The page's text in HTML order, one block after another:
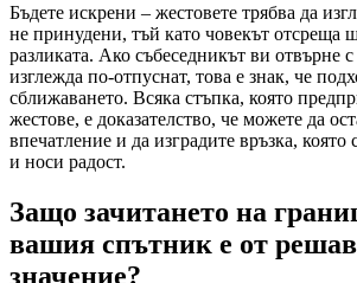
Бъдете искрени – жестовете трябва да
не принудени, тъй като човекът отсреща
разликата. Ако събеседникът ви отвърне
изглежда по-отпуснат, това е знак, че
сближаването. Всяка стъпка, която
жестове, е доказателство, че можете да
впечатление и да изградите връзка, която
и носи радост.
Защо зачитането на
вашия спътник е от
значение?